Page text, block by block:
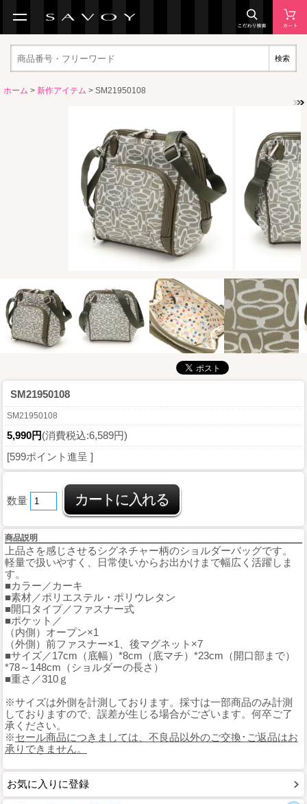
検索
ホーム > 新作アイテム > SM21950108
SM21950108
SM21950108
5,990円(消費税込:6,589円)
[599ポイント進呈 ]
数量
商品説明
上品さを感じさせるシグネチャー柄のショルダーバッグです。
軽量で扱いやすく、日常使いからお出かけまで幅広く活躍しま
す。
■カラー／カーキ
■素材／ポリエステル・ポリウレタン
■開口タイプ／ファスナー式
■ポケット／
（内側）オープン×1
（外側）前ファスナー×1、後マグネット×7
■サイズ／17cm（底幅）*8cm（底マチ）*23cm（開口部まで）
*78～148cm（ショルダーの長さ）
■重さ／310ｇ
※サイズは外側を計測しております。採寸は一部商品のみ計測
しておりますので、誤差が生じる場合がございます。何卒ご了
承ください。
※セール商品につきましては、不良品以外のご交換･ご返品はお
承りできません。
お気に入りに登録